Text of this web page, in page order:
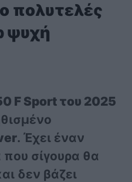
πολυτελές
ψυχή
F Sport του 2025
. Έχει έναν
σίγουρα θα
δεν βάζει